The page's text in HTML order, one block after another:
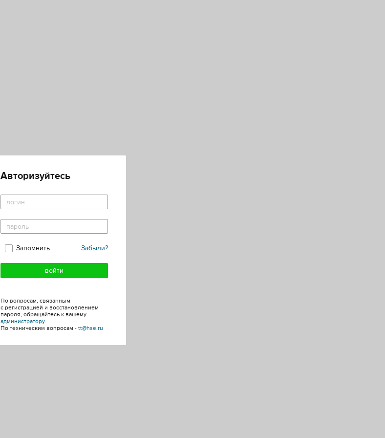
Авторизуйтесь
Забыли?
Запомнить
По вопросам, связанным
с регистрацией и восстановлением
пароля, обращайтесь к вашему
администратору.
По техническим вопросам - tt@hse.ru